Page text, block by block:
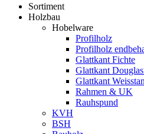
Sortiment
Holzbau
Hobelware
Profilholz
Profilholz
Glattkant Fichte
Glattkant
Glattkant
Rahmen & UK
Rauhspund
KVH
BSH